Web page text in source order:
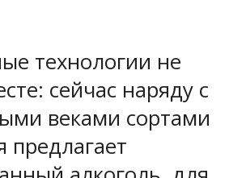
технологии не
сейчас наряду с
веками сортами